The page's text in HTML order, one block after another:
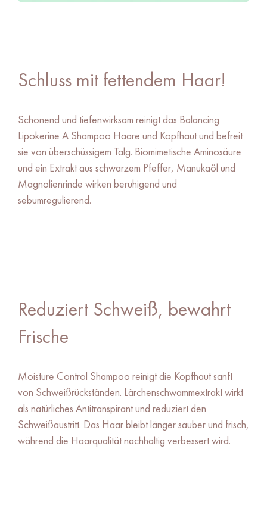
Schluss mit fettendem Haar!
Schonend und tiefenwirksam reinigt das Balancing
Lipokerine A Shampoo Haare und Kopfhaut und befreit
sie von überschüssigem Talg. Biomimetische Aminosäure
und ein Extrakt aus schwarzem Pfeffer, Manukaöl und
Magnolienrinde wirken beruhigend und
sebumregulierend.
Reduziert Schweiß, bewahrt
Frische
Moisture Control Shampoo reinigt die Kopfhaut sanft
von Schweißrückständen. Lärchenschwammextrakt wirkt
als natürliches Antitranspirant und reduziert den
Schweißaustritt. Das Haar bleibt länger sauber und frisch,
während die Haarqualität nachhaltig verbessert wird.